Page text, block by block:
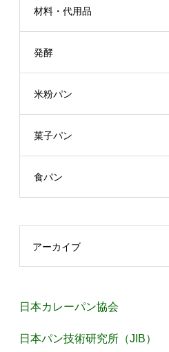
材料・代用品
発酵
米粉パン
菓子パン
食パン
アーカイブ
日本カレーパン協会
日本パン技術研究所（JIB）